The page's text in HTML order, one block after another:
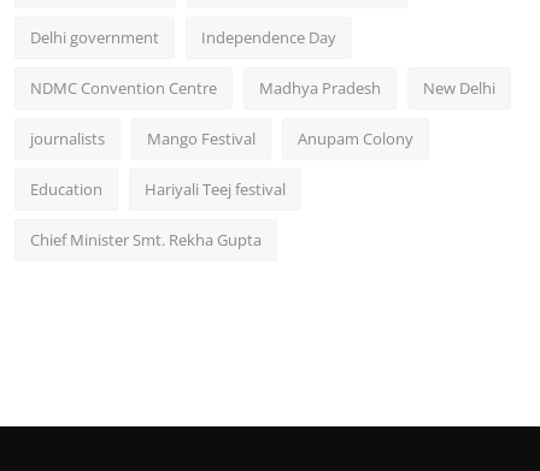
Delhi government Independence Day
NDMC Convention Centre Madhya Pradesh New Delhi
journalists Mango Festival Anupam Colony
Education Hariyali Teej festival
Chief Minister Smt. Rekha Gupta